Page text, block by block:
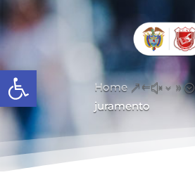
Abrir barra de herramientas
Home &#x39;
juramento